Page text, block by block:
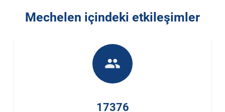
Mechelen içindeki etkileşimler
people
17376